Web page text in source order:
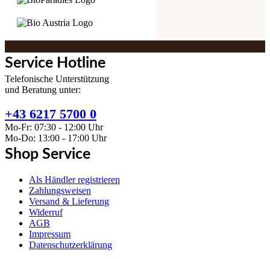
Service Hotline
Telefonische Unterstützung
und Beratung unter:
+43 6217 5700 0
Mo-Fr: 07:30 - 12:00 Uhr
Mo-Do: 13:00 - 17:00 Uhr
Shop Service
Als Händler registrieren
Zahlungsweisen
Versand & Lieferung
Widerruf
AGB
Impressum
Datenschutzerklärung